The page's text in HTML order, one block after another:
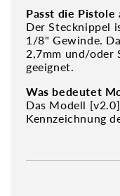
Passt die Pistole
Der Stecknippel
1/8" Gewinde.
2,7mm und/oder
geeignet.
Was bedeutet
Das Modell
Kennzeichnung